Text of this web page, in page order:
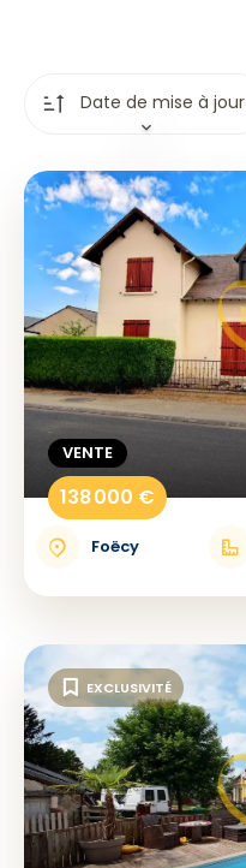
Date de mise à jour
VENTE
138 000 €
Foëcy
EXCLUSIVITÉ